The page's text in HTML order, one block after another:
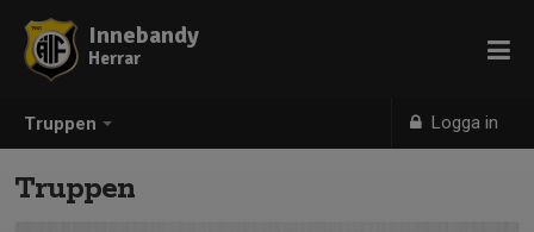
Truppen Logga in
Innebandy
Herrar
Truppen